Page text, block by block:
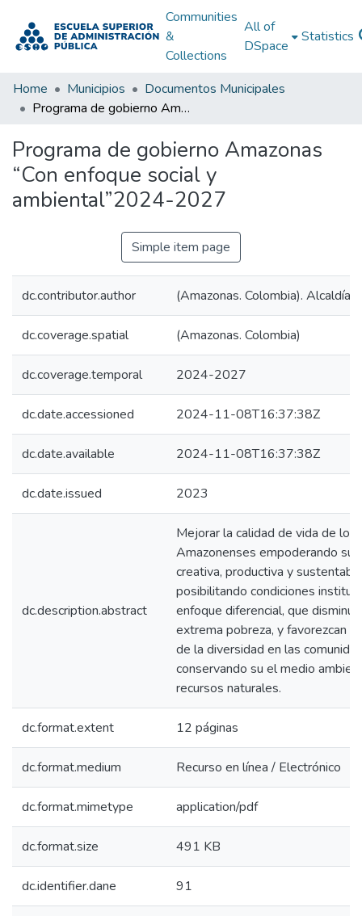
Communities
&
Collections
All of
DSpace
Statistics
Home Municipios
Documentos Municipales
Programa de gobierno Amazonas “Con enfoque social y ambiental”2024-2027
Programa de gobierno Amazonas
“Con enfoque social y
ambiental”2024-2027
Simple item page
dc.contributor.author (Amazonas. Colombia). Alcaldía
dc.coverage.spatial (Amazonas. Colombia)
dc.coverage.temporal 2024-2027
dc.date.accessioned 2024-11-08T16:37:38Z
dc.date.available 2024-11-08T16:37:38Z
dc.date.issued 2023
dc.description.abstract
Mejorar la calidad de vida de los
Amazonenses empoderando su
creativa, productiva y
posibilitando condiciones
enfoque diferencial, que
extrema pobreza, y favorezcan
de la diversidad en las
conservando su el medio
recursos naturales.
dc.format.extent 12 páginas
dc.format.medium Recurso en línea / Electrónico
dc.format.mimetype application/pdf
dc.format.size 491 KB
dc.identifier.dane 91